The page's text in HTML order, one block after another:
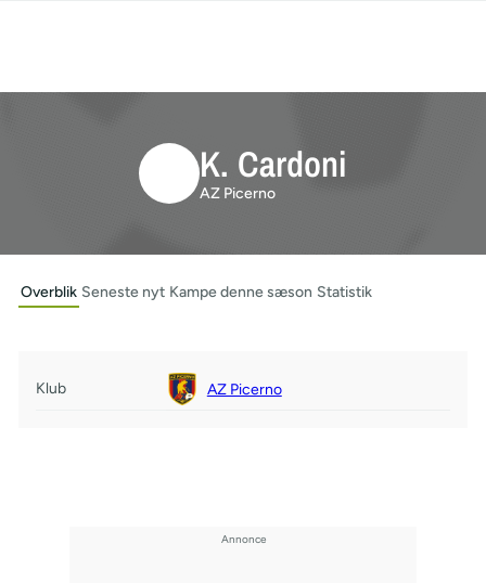
K. Cardoni
AZ Picerno
Overblik Seneste nyt Kampe denne sæson Statistik
Klub AZ Picerno